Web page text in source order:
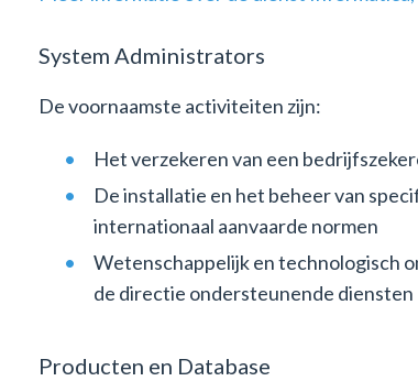
System Administrators
De voornaamste activiteiten zijn:
Het verzekeren van een
De installatie en het beheer van
internationaal aanvaarde normen
Wetenschappelijk en technologisch
de directie ondersteunende diensten
Producten en Database